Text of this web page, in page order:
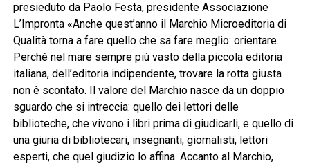
presieduto da Paolo Festa, presidente Associazione
L’Impronta «Anche quest’anno il Marchio Microeditoria di
Qualità torna a fare quello che sa fare meglio: orientare.
Perché nel mare sempre più vasto della piccola editoria
italiana, dell’editoria indipendente, trovare la rotta giusta
non è scontato. Il valore del Marchio nasce da un doppio
sguardo che si intreccia: quello dei lettori delle
biblioteche, che vivono i libri prima di giudicarli, e quello di
una giuria di bibliotecari, insegnanti, giornalisti, lettori
esperti, che quel giudizio lo affina. Accanto al Marchio,